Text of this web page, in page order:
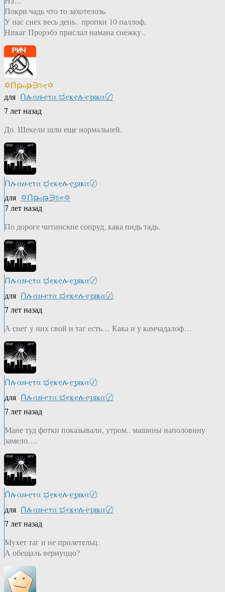
Покри чадь что то захотелозь.
У нас снех весь день.. пропки 10 паллоф.
Никаг Прорэбэ прислал намана снежку..
✡Ոթℴթ∋চҿ✡
для Ոሉαዙҿτα ಭҿҝҿሉҿʓяҝα〄
7 лет назад
До. Шекели шли еще нормальней.
Ոሉαዙҿτα ಭҿҝҿሉҿʓяҝα〄
для ✡Ոթℴթ∋চҿ✡
7 лет назад
По дороге читинские сопруд, кака пидь тадь.
Ոሉαዙҿτα ಭҿҝҿሉҿʓяҝα〄
для Ոሉαዙҿτα ಭҿҝҿሉҿʓяҝα〄
7 лет назад
А снег у них свой и таг есть… Кака и у камчадалоф…
Ոሉαዙҿτα ಭҿҝҿሉҿʓяҝα〄
для Ոሉαዙҿτα ಭҿҝҿሉҿʓяҝα〄
7 лет назад
Мане туд фотки показывали, утром.. машины наполовину
замело….
Ոሉαዙҿτα ಭҿҝҿሉҿʓяҝα〄
для Ոሉαዙҿτα ಭҿҝҿሉҿʓяҝα〄
7 лет назад
Мухет таг и не прилетельц.
А обещаль вернуццо?